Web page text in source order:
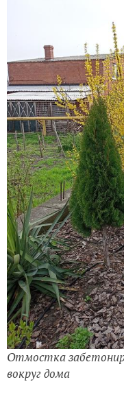
Отмостка
вокруг дома